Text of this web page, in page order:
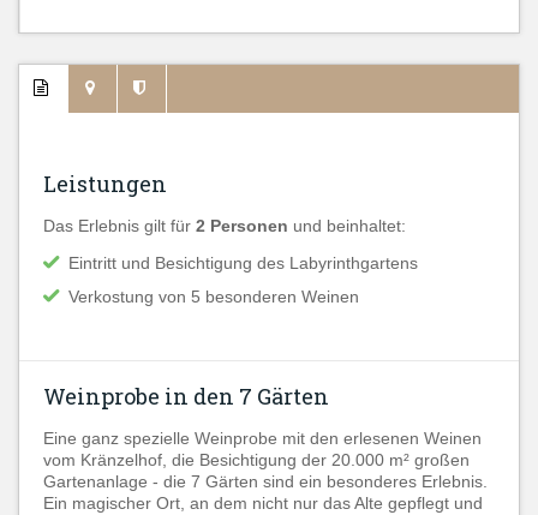
Leistungen
Das Erlebnis gilt für 2 Personen und beinhaltet:
Eintritt und Besichtigung des Labyrinthgartens
Verkostung von 5 besonderen Weinen
Weinprobe in den 7 Gärten
Eine ganz spezielle Weinprobe mit den erlesenen Weinen
vom Kränzelhof, die Besichtigung der 20.000 m² großen
Gartenanlage - die 7 Gärten sind ein besonderes Erlebnis.
Ein magischer Ort, an dem nicht nur das Alte gepflegt und